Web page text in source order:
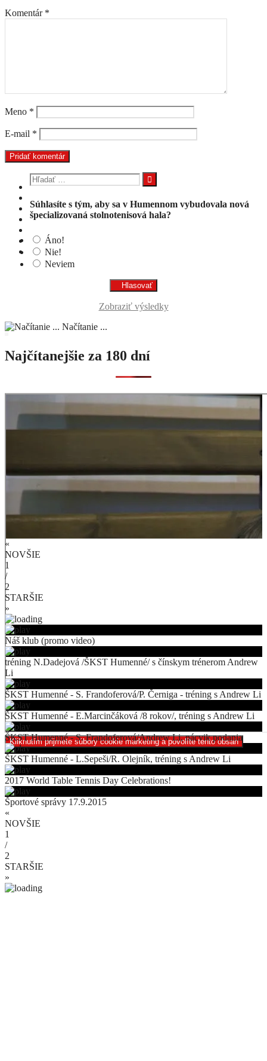
Komentár *
Meno *
E-mail *
Hľadať:
Súhlasíte s tým, aby sa v Humennom vybudovala nová
špecializovaná stolnotenisová hala?
Áno!
Nie!
Neviem
Zobraziť výsledky
Načítanie ...
Najčítanejšie za 180 dní
Kliknutím prijmete súbory cookie marketing a povolíte tento obsah
«
NOVŠIE
1
/
2
STARŠIE
»
Náš klub (promo video)
tréning N.Dadejová /ŠKST Humenné/ s čínskym trénerom Andrew
Li
ŠKST Humenné - S. Frandoferová/P. Černiga - tréning s Andrew Li
ŠKST Humenné - E.Marcinčáková /8 rokov/, tréning s Andrew Li
ŠKST Humenné - S. Frandoferová/Andrew Li, nácvik podania
ŠKST Humenné - L.Sepeši/R. Olejník, tréning s Andrew Li
2017 World Table Tennis Day Celebrations!
Športové správy 17.9.2015
«
NOVŠIE
1
/
2
STARŠIE
»